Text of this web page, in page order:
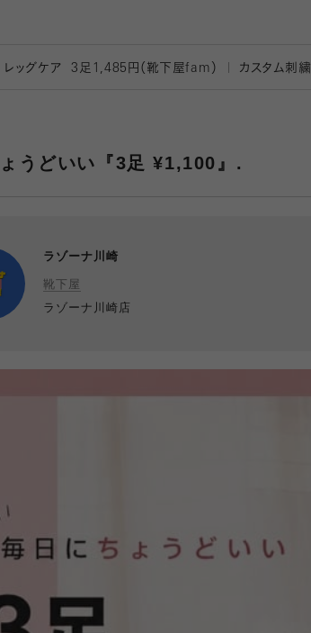
レッグケア 3 足1,485円（靴下屋fam） カスタム刺繍
うどいい『3足 ¥1,100』.
ラゾーナ川崎
靴下屋
ラゾーナ川崎店